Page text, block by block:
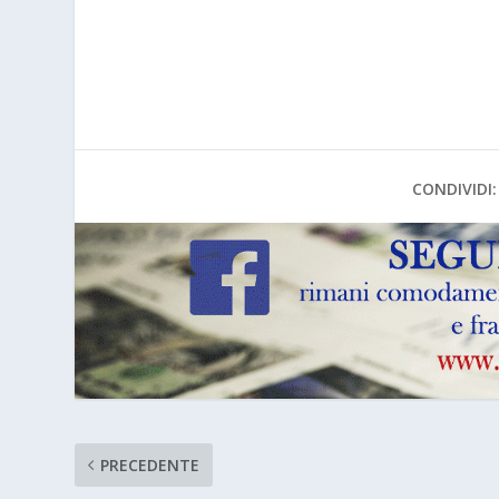
CONDIVIDI:
PRECEDENTE